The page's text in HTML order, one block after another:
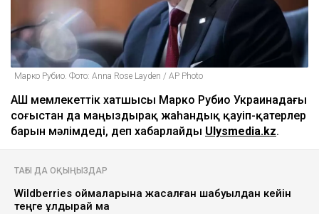
Марко Рубио. Фото: Anna Rose Layden / AP Photo
АҚШ мемлекеттік хатшысы Марко Рубио Украинадағы
соғыстан да маңыздырақ жаһандық қауіп-қатерлер
барын мәлімдеді, деп хабарлайды Ulysmedia.kz.
ТАҒЫ ДА ОҚЫҢЫЗДАР
Wildberries қоймаларына жасалған шабуылдан кейін
теңге құлдырай ма